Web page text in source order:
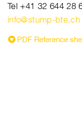
Tel +41 32 644 28
info@stump-bte.ch
PDF Reference